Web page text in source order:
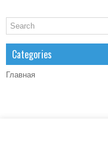
Categories
Главная